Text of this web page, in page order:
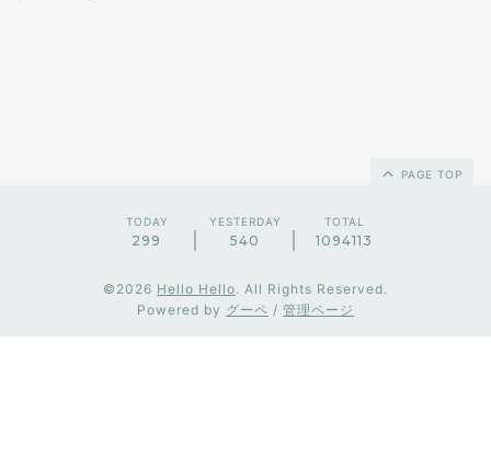
PAGE TOP
TODAY
299
YESTERDAY
540
TOTAL
1094113
©2026 Hello Hello. All Rights Reserved.
Powered by グーペ / 管理ページ